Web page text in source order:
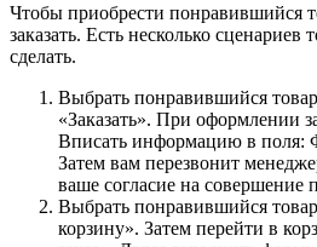
Чтобы приобрести понравившийся
заказать. Есть несколько сценариев
сделать.
Выбрать понравившийся
«Заказать». При оформлении
Вписать информацию в поля:
Затем вам перезвонит
ваше согласие на совершение
Выбрать понравившийся
корзину». Затем перейти в